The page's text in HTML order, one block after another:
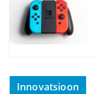
Innovatsioon